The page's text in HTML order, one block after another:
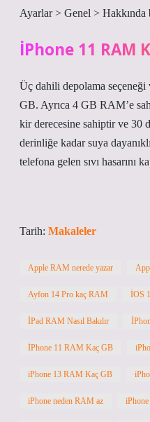
Ayarlar > Genel > Hakkında
İPhone 11 RAM
Üç dahili depolama
GB. Ayrıca 4 GB RAM’e
kir derecesine sahiptir ve 30
derinliğe kadar suya
telefona gelen sıvı hasarını
Tarih: Makaleler
Apple RAM nerede yazar
Ayfon 14 Pro kaç RAM İOS
İPad RAM Nasıl Bakılır
İPhone 11 RAM Kaç GB
iPhone 13 RAM Kaç GB
iPhone neden RAM az